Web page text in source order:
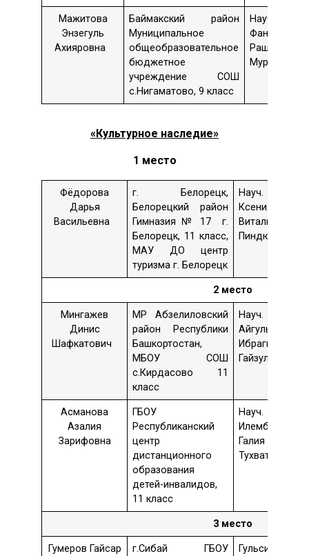
Мажитова
Энзегуль
Ахияровна
Баймакский район
Муниципальное
общеобразовательное
бюджетное
учреждение СОШ
с.Нигаматово, 9 класс
Науч.
Фануза
Рашитовна
«Культурное наследие»
1 место
Фёдорова
Дарья
Васильевна
г. Белорецк,
Белорецкий район
Гимназия № 17 г.
Белорецк, 11 класс,
МАУ ДО центр
туризма г. Белорецк
Науч. рук.
Ксения
Витальевна
Пиндюрина
2 место
Мингажев
Динис
Шафкатович
МР Абзелиловский
район Республики
Башкортостан,
МБОУ СОШ
с.Кирдасово 11
класс
Науч. рук.
Айгуль
Ибрагимовна
Гайзуллина
Асманова
Азалия
Зарифовна
ГБОУ
Республиканский
центр
дистанционного
образования
детей-инвалидов,
11 класс
Науч. рук.
Илембетова
Галия
Тухватовна
3 место
Гумеров Гайсар
г.Сибай ГБОУ
Гульсина